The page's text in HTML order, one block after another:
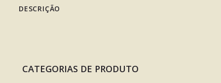
DESCRIÇÃO
CATEGORIAS DE PRODUTO